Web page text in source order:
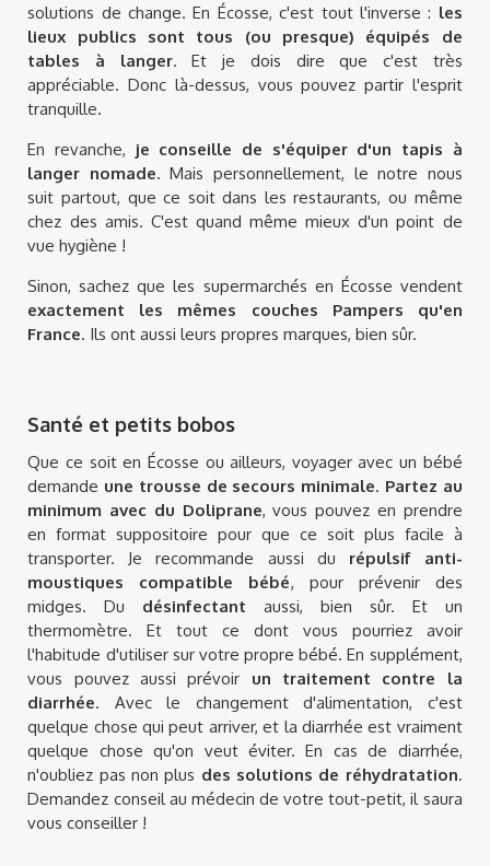
solutions de change. En Écosse, c'est tout l'inverse : les
lieux publics sont tous (ou presque) équipés de
tables à langer. Et je dois dire que c'est très
appréciable. Donc là-dessus, vous pouvez partir l'esprit
tranquille.
En revanche, je conseille de s'équiper d'un tapis à
langer nomade. Mais personnellement, le notre nous
suit partout, que ce soit dans les restaurants, ou même
chez des amis. C'est quand même mieux d'un point de
vue hygiène !
Sinon, sachez que les supermarchés en Écosse vendent
exactement les mêmes couches Pampers qu'en
France. Ils ont aussi leurs propres marques, bien sûr.
Santé et petits bobos
Que ce soit en Écosse ou ailleurs, voyager avec un bébé
demande une trousse de secours minimale. Partez au
minimum avec du Doliprane, vous pouvez en prendre
en format suppositoire pour que ce soit plus facile à
transporter. Je recommande aussi du répulsif anti-
moustiques compatible bébé, pour prévenir des
midges. Du désinfectant aussi, bien sûr. Et un
thermomètre. Et tout ce dont vous pourriez avoir
l'habitude d'utiliser sur votre propre bébé. En supplément,
vous pouvez aussi prévoir un traitement contre la
diarrhée. Avec le changement d'alimentation, c'est
quelque chose qui peut arriver, et la diarrhée est vraiment
quelque chose qu'on veut éviter. En cas de diarrhée,
n'oubliez pas non plus des solutions de réhydratation.
Demandez conseil au médecin de votre tout-petit, il saura
vous conseiller !